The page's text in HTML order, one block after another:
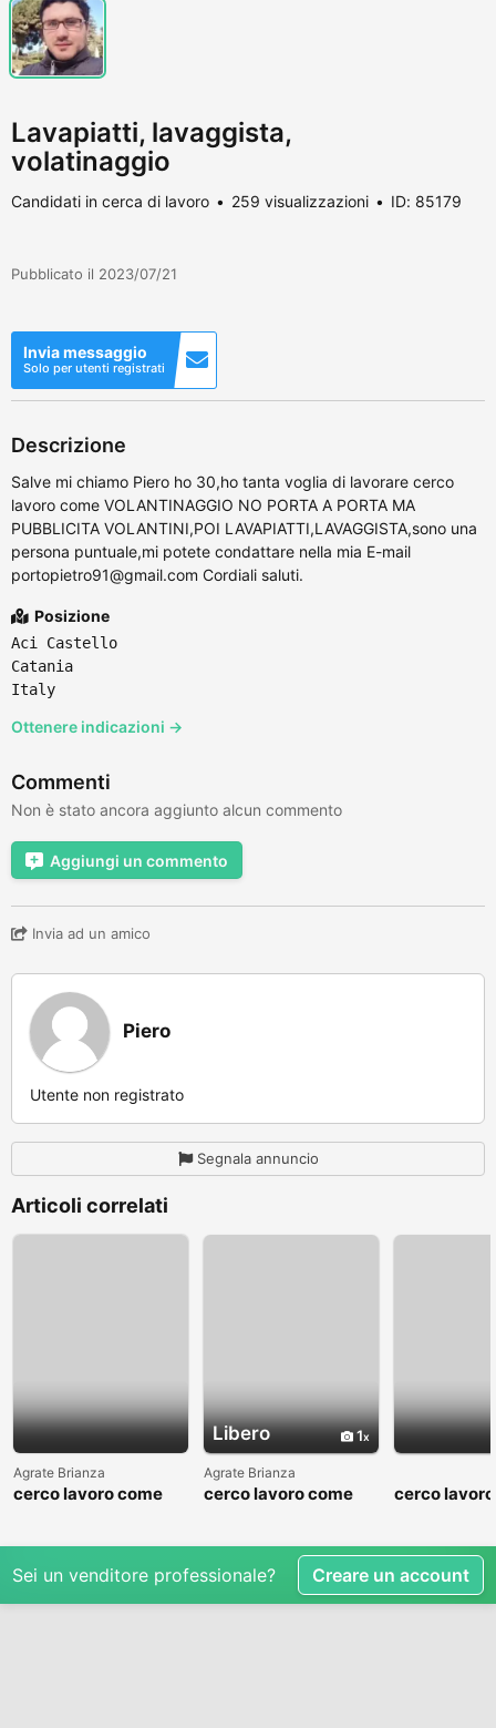
Lavapiatti, lavaggista,
volatinaggio
Candidati in cerca di lavoro 259 visualizzazioni ID: 85179
Pubblicato il 2023/07/21
Invia messaggio
Solo per utenti registrati
Descrizione
Salve mi chiamo Piero ho 30,ho tanta voglia di lavorare cerco
lavoro come VOLANTINAGGIO NO PORTA A PORTA MA
PUBBLICITA VOLANTINI,POI LAVAPIATTI,LAVAGGISTA,sono una
persona puntuale,mi potete condattare nella mia E-mail
portopietro91@gmail.com Cordiali saluti.
Posizione
Aci Castello
Catania
Italy
Ottenere indicazioni →
Commenti
Non è stato ancora aggiunto alcun commento
Aggiungi un commento
Invia ad un amico
Piero
Utente non registrato
Segnala annuncio
Articoli correlati
Agrate Brianza
cerco lavoro come
Libero 1
Agrate Brianza
cerco lavoro come
cerco
Sei un venditore professionale? Creare un account